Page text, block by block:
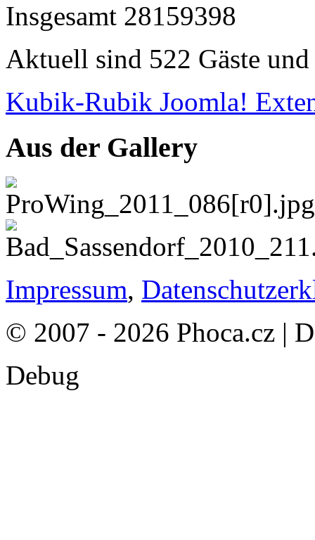
Insgesamt 28159398
Aktuell sind 522 Gäste
Kubik-Rubik Joomla!
Aus der Gallery
Impressum,
© 2007 - 2026 Phoca.cz |
Debug